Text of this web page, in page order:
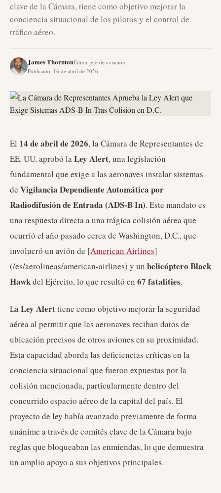
clave de la Cámara, tiene como objetivo mejorar la
conciencia situacional de los pilotos y el control de
tráfico aéreo.
James ThorntonEditor jefe de aviación
Publicado: 16 de abril de 2026
El 14 de abril de 2026, la Cámara de Representantes de
EE. UU. aprobó laLey Alert, una legislación
fundamental que exige a las aeronaves instalar sistemas
de Vigilancia Dependiente Automática por
Radiodifusión de Entrada (ADS-B In). Este mandato es
una respuesta directa a una trágica colisión aérea que
ocurrió el año pasado cerca de Washington, D.C., que
involucró un avión de [American Airlines]
(/es/aerolineas/american-airlines) y un helicóptero Black
Hawkdel Ejército, lo que resultó en 67 fatalities.
LaLey Alerttiene como objetivo mejorar la seguridad
aérea al permitir que las aeronaves reciban datos de
ubicación precisos de otros aviones en su proximidad.
Esta capacidad aborda las deficiencias críticas en la
conciencia situacional que fueron expuestas por la
colisión mencionada, particularmente dentro del
concurrido espacio aéreo de la capital del país. El
proyecto de ley había avanzado previamente de forma
unánime a través de comités clave de la Cámara bajo
reglas que bloqueaban las enmiendas, lo que demuestra
un amplio apoyo a sus objetivos principales.